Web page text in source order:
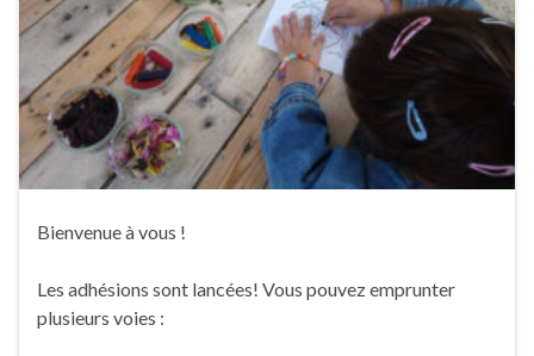
Bienvenue à vous !
Les adhésions sont lancées! Vous pouvez emprunter
plusieurs voies :